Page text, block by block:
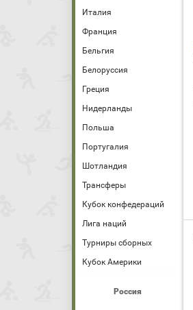
Италия
Франция
Бельгия
Белоруссия
Греция
Нидерланды
Польша
Португалия
Шотландия
Трансферы
Кубок конфедераций
Лига наций
Турниры сборных
Кубок Америки
Россия